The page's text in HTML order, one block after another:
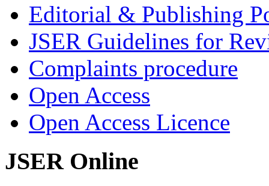
Editorial & Publishing
JSER Guidelines for
Complaints procedure
Open Access
Open Access Licence
JSER Online